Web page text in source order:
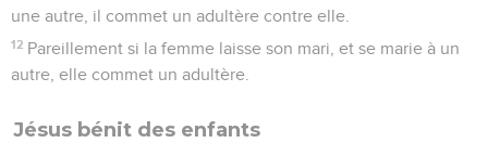
une autre, il commet un adultère contre elle.
12 Pareillement si la femme laisse son mari, et se marie à un
autre, elle commet un adultère.
Jésus bénit des enfants